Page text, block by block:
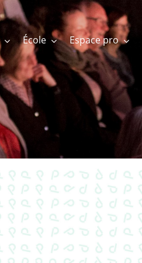
École Espace pro